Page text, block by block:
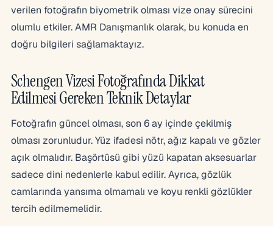
verilen fotoğrafın biyometrik olması vize onay sürecini
olumlu etkiler. AMR Danışmanlık olarak, bu konuda en
doğru bilgileri sağlamaktayız.
Schengen Vizesi Fotoğrafında Dikkat
Edilmesi Gereken Teknik Detaylar
Fotoğrafın güncel olması, son 6 ay içinde çekilmiş
olması zorunludur. Yüz ifadesi nötr, ağız kapalı ve gözler
açık olmalıdır. Başörtüsü gibi yüzü kapatan aksesuarlar
sadece dini nedenlerle kabul edilir. Ayrıca, gözlük
camlarında yansıma olmamalı ve koyu renkli gözlükler
tercih edilmemelidir.